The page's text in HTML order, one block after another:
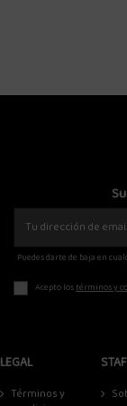
Puedes darte de baja en
Acepto lostérminos y
LEGAL
Términos y